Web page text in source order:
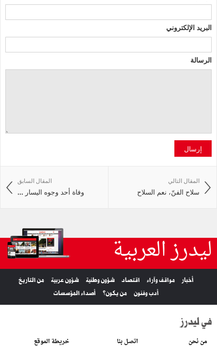
البريد الإلكتروني
الرسالة
إرسال
المقال السابق
وفاة أحد وجوه اليسار ...
المقال التالي
سلاح الفنّ، نعم السلاح
ليدرز العربية
أخبار مواقف وآراء اقتصاد شؤون وطنية شؤون عربية
من التاريخ
أدب وفنون
من يكون؟ أصداء المؤسسات
في ليدرز
من نحن اتصل بنا خريطة الموقع